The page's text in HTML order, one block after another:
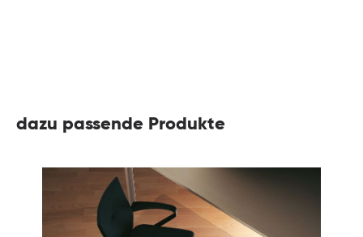
dazu passende Produkte